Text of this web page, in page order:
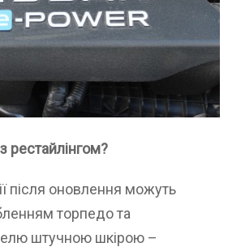
рестайлінгом?
після оновлення можуть
торпедо та
штучною шкірою –